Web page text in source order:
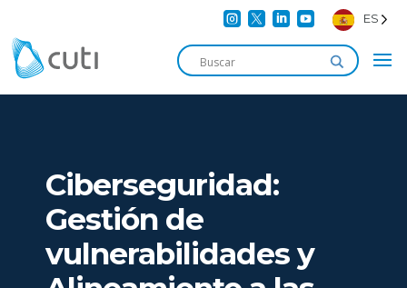
    ES
Ciberseguridad:
Gestión de
vulnerabilidades y